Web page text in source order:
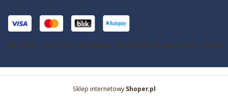
© 2016 - 2026 Porcelanowa. Wszelkie prawa zastrzeżone
Sklep internetowy Shoper.pl